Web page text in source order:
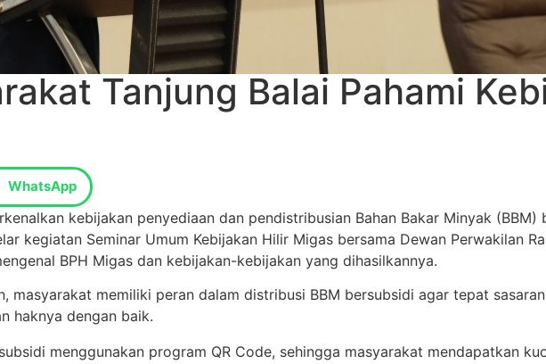
Tanjung Balai Pahami
WhatsApp
kebijakan penyediaan dan pendistribusian Bahan Bakar Minyak
kegiatan Seminar Umum Kebijakan Hilir Migas bersama Dewan Perwakilan
BPH Migas dan kebijakan-kebijakan yang dihasilkannya.
masyarakat memiliki peran dalam distribusi BBM bersubsidi agar tepat
haknya dengan baik.
menggunakan program QR Code, sehingga masyarakat mendapatkan